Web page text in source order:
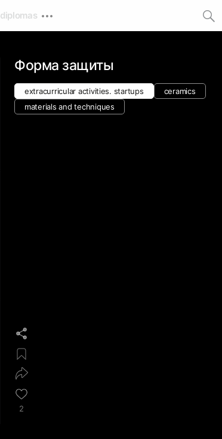
diplomas
Форма защиты
extracurricular activities. startups
ceramics
materials and techniques
2